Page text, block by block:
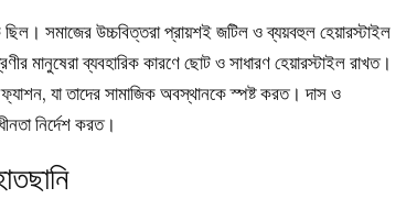
সমাজের উচ্চবিত্তরা প্রায়শই জটিল ও ব্যয়বহুল হেয়ারস্টাইল
মানুষেরা ব্যবহারিক কারণে ছোট ও সাধারণ হেয়ারস্টাইল রাখত।
যা তাদের সামাজিক অবস্থানকে স্পষ্ট করত। দাস ও
নির্দেশ করত।